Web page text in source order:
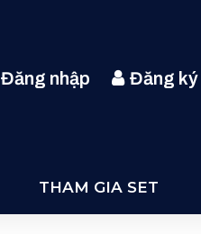
Đăng nhập Đăng ký
THAM GIA SET